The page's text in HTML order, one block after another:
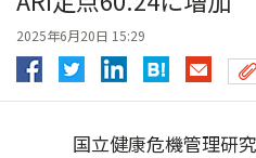
2025年6月20日 15:29
国立健康危機管理研